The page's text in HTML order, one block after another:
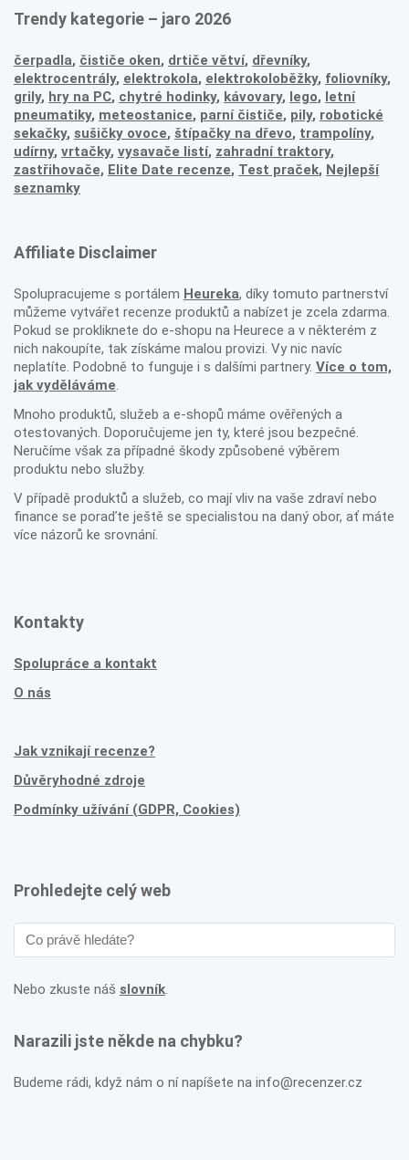
Trendy kategorie – jaro 2026
čerpadla, čističe oken, drtiče větví, dřevníky,
elektrocentrály, elektrokola, elektrokoloběžky, foliovníky,
grily, hry na PC, chytré hodinky, kávovary, lego, letní
pneumatiky, meteostanice, parní čističe, pily, robotické
sekačky, sušičky ovoce, štípačky na dřevo, trampolíny,
udírny, vrtačky, vysavače listí, zahradní traktory,
zastřihovače, Elite Date recenze, Test praček, Nejlepší
seznamky
Affiliate Disclaimer
Spolupracujeme s portálem Heureka, díky tomuto partnerství
můžeme vytvářet recenze produktů a nabízet je zcela zdarma.
Pokud se prokliknete do e-shopu na Heurece a v některém z
nich nakoupíte, tak získáme malou provizi. Vy nic navíc
neplatíte. Podobně to funguje i s dalšími partnery. Více o tom,
jak vyděláváme.
Mnoho produktů, služeb a e-shopů máme ověřených a
otestovaných. Doporučujeme jen ty, které jsou bezpečné.
Neručíme však za případné škody způsobené výběrem
produktu nebo služby.
V případě produktů a služeb, co mají vliv na vaše zdraví nebo
finance se poraďte ještě se specialistou na daný obor, ať máte
více názorů ke srovnání.
Kontakty
Spolupráce a kontakt
O nás
Jak vznikají recenze?
Důvěryhodné zdroje
Podmínky užívání (GDPR, Cookies)
Prohledejte celý web
Nebo zkuste náš slovník.
Narazili jste někde na chybku?
Budeme rádi, když nám o ní napíšete na info@recenzer.cz